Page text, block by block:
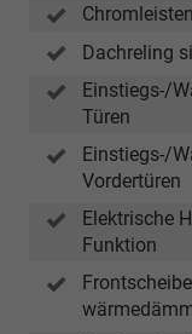
Dachreling
Einstiegs-/
Türen
Einstiegs-/
Vordertüren
Elektrische
Funktion